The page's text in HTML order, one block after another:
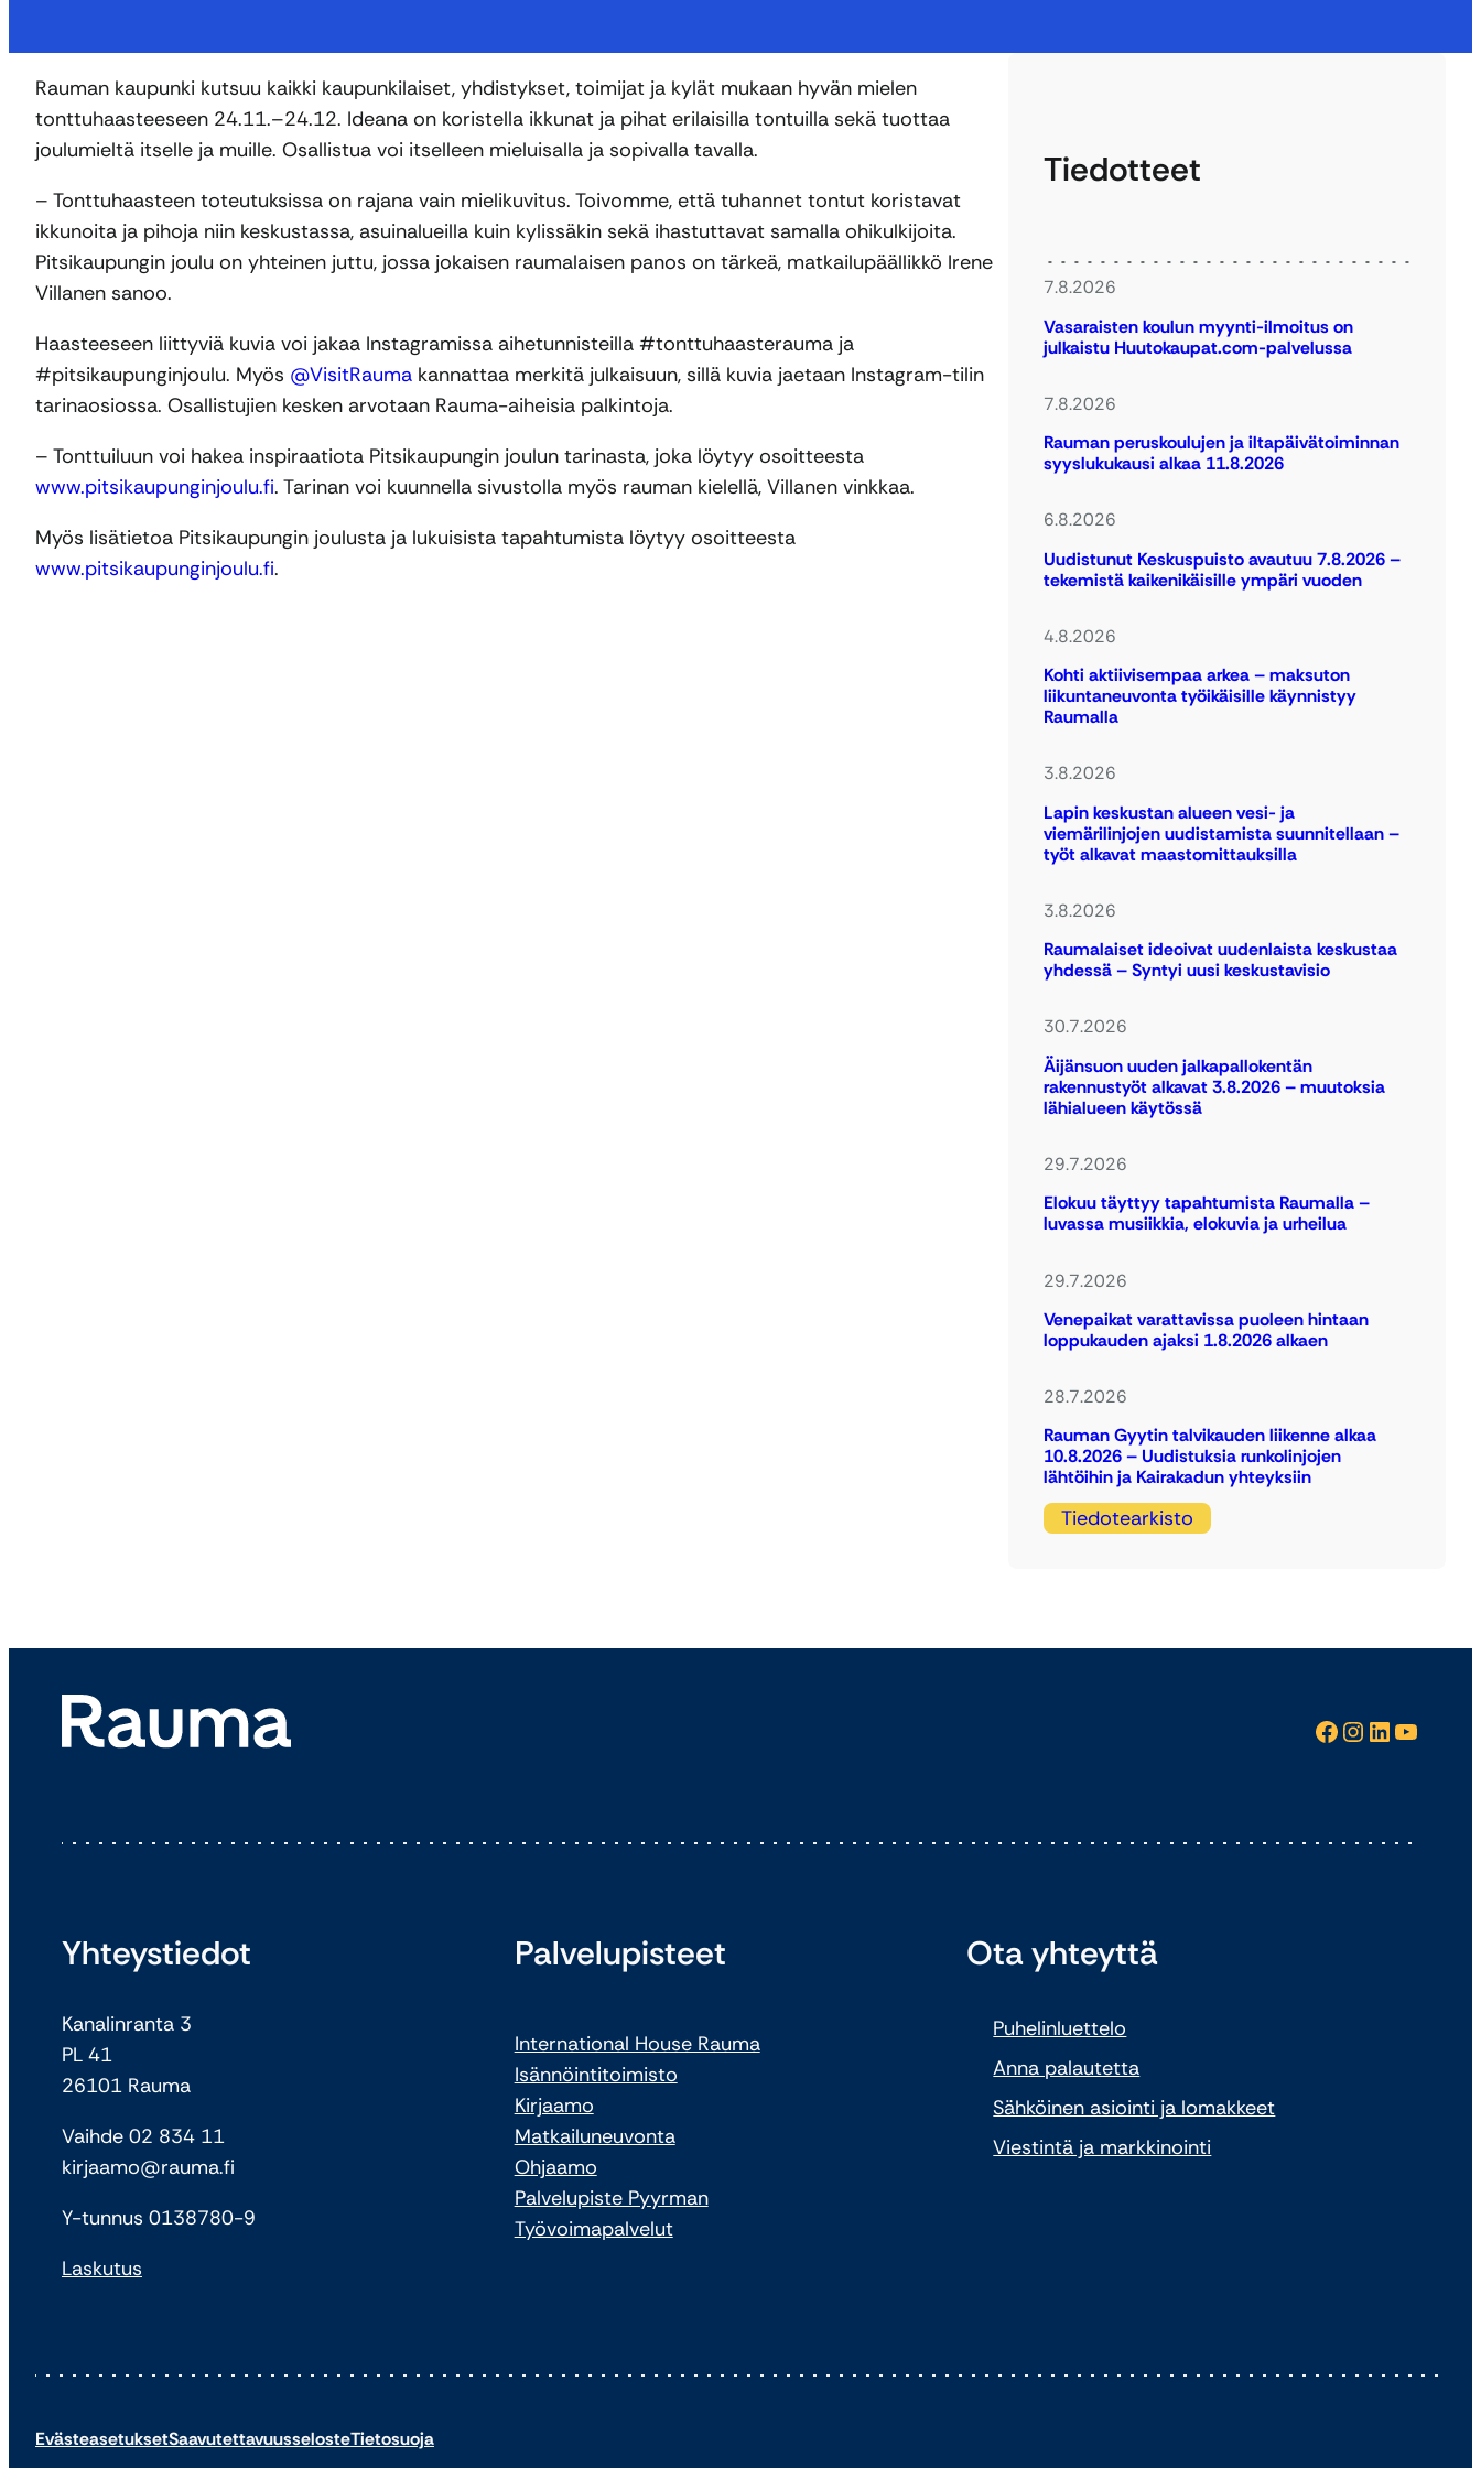
Rauman kaupunki kutsuu kaikki kaupunkilaiset, yhdistykset, toimijat ja kylät mukaan hyvän mielen
tonttuhaasteeseen 24.11.–24.12. Ideana on koristella ikkunat ja pihat erilaisilla tontuilla sekä tuottaa
joulumieltä itselle ja muille. Osallistua voi itselleen mieluisalla ja sopivalla tavalla.
– Tonttuhaasteen toteutuksissa on rajana vain mielikuvitus. Toivomme, että tuhannet tontut koristavat
ikkunoita ja pihoja niin keskustassa, asuinalueilla kuin kylissäkin sekä ihastuttavat samalla ohikulkijoita.
Pitsikaupungin joulu on yhteinen juttu, jossa jokaisen raumalaisen panos on tärkeä, matkailupäällikkö Irene
Villanen sanoo.
Haasteeseen liittyviä kuvia voi jakaa Instagramissa aihetunnisteilla #tonttuhaasterauma ja
#pitsikaupunginjoulu. Myös @VisitRauma kannattaa merkitä julkaisuun, sillä kuvia jaetaan Instagram-tilin
tarinaosiossa. Osallistujien kesken arvotaan Rauma-aiheisia palkintoja.
– Tonttuiluun voi hakea inspiraatiota Pitsikaupungin joulun tarinasta, joka löytyy osoitteesta
www.pitsikaupunginjoulu.fi. Tarinan voi kuunnella sivustolla myös rauman kielellä, Villanen vinkkaa.
Myös lisätietoa Pitsikaupungin joulusta ja lukuisista tapahtumista löytyy osoitteesta
www.pitsikaupunginjoulu.fi.
Tiedotteet
7.8.2026
Vasaraisten koulun myynti-ilmoitus on
julkaistu Huutokaupat.com-palvelussa
7.8.2026
Rauman peruskoulujen ja iltapäivätoiminnan
syyslukukausi alkaa 11.8.2026
6.8.2026
Uudistunut Keskuspuisto avautuu 7.8.2026 –
tekemistä kaikenikäisille ympäri vuoden
4.8.2026
Kohti aktiivisempaa arkea – maksuton
liikuntaneuvonta työikäisille käynnistyy
Raumalla
3.8.2026
Lapin keskustan alueen vesi- ja
viemärilinjojen uudistamista suunnitellaan –
työt alkavat maastomittauksilla
3.8.2026
Raumalaiset ideoivat uudenlaista keskustaa
yhdessä – Syntyi uusi keskustavisio
30.7.2026
Äijänsuon uuden jalkapallokentän
rakennustyöt alkavat 3.8.2026 – muutoksia
lähialueen käytössä
29.7.2026
Elokuu täyttyy tapahtumista Raumalla –
luvassa musiikkia, elokuvia ja urheilua
29.7.2026
Venepaikat varattavissa puoleen hintaan
loppukauden ajaksi 1.8.2026 alkaen
28.7.2026
Rauman Gyytin talvikauden liikenne alkaa
10.8.2026 – Uudistuksia runkolinjojen
lähtöihin ja Kairakadun yhteyksiin
Tiedotearkisto
Facebook InstagramLinkedIn YouTube
Yhteystiedot
Kanalinranta 3
PL 41
26101 Rauma
Vaihde 02 834 11
kirjaamo@rauma.fi
Y-tunnus 0138780-9
Laskutus
Palvelupisteet
International House Rauma
Isännöintitoimisto
Kirjaamo
Matkailuneuvonta
Ohjaamo
Palvelupiste Pyyrman
Työvoimapalvelut
Ota yhteyttä
Puhelinluettelo
Anna palautetta
Sähköinen asiointi ja lomakkeet
Viestintä ja markkinointi
EvästeasetuksetSaavutettavuusselosteTietosuoja